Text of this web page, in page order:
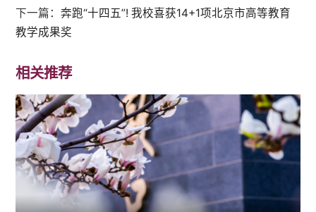
下一篇：奔跑“十四五”! 我校喜获14+1项北京市高等教育
教学成果奖
相关推荐